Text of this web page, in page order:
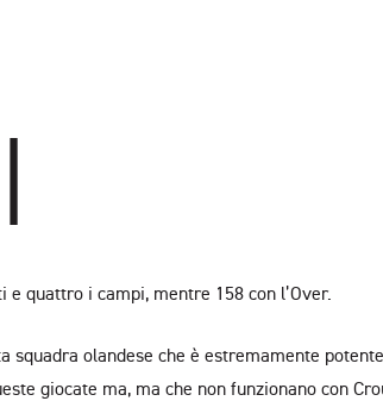
quattro i campi, mentre 158 con l’Over.
olandese che è estremamente
giocate ma, ma che non funzionano con